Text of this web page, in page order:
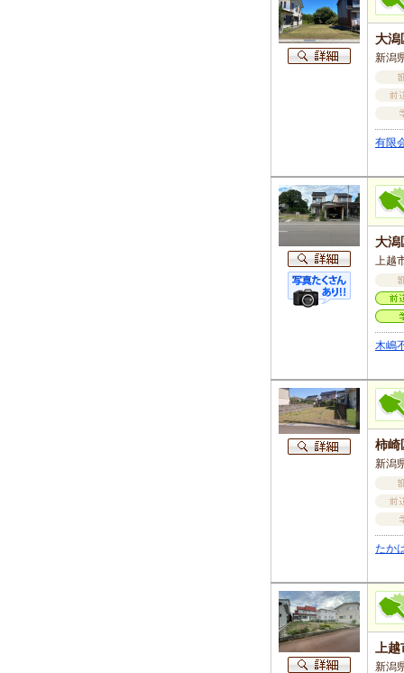
大
新潟
有限
大
上越
木嶋
柿崎
新潟
たか
上
新潟